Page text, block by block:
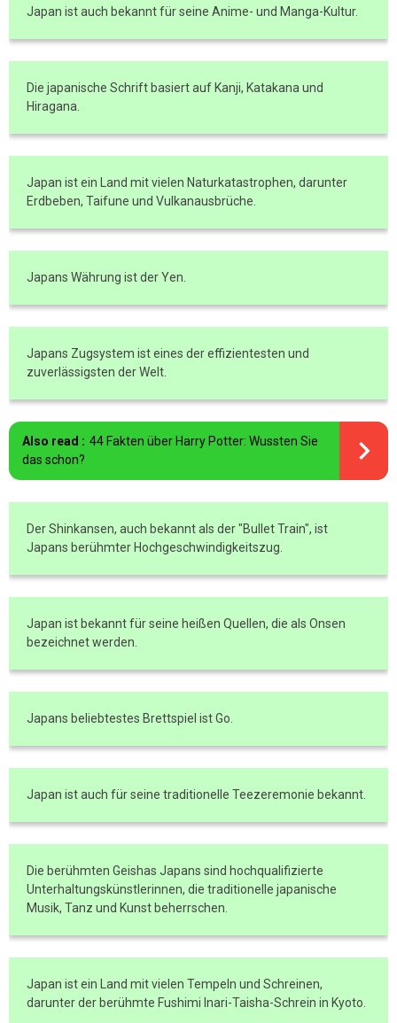
Japan ist auch bekannt für seine Anime- und Manga-Kultur.
Die japanische Schrift basiert auf Kanji, Katakana und
Hiragana.
Japan ist ein Land mit vielen Naturkatastrophen, darunter
Erdbeben, Taifune und Vulkanausbrüche.
Japans Währung ist der Yen.
Japans Zugsystem ist eines der effizientesten und
zuverlässigsten der Welt.
Also read : 44 Fakten über Harry Potter: Wussten Sie
das schon?
Der Shinkansen, auch bekannt als der "Bullet Train", ist
Japans berühmter Hochgeschwindigkeitszug.
Japan ist bekannt für seine heißen Quellen, die als Onsen
bezeichnet werden.
Japans beliebtestes Brettspiel ist Go.
Japan ist auch für seine traditionelle Teezeremonie bekannt.
Die berühmten Geishas Japans sind hochqualifizierte
Unterhaltungskünstlerinnen, die traditionelle japanische
Musik, Tanz und Kunst beherrschen.
Japan ist ein Land mit vielen Tempeln und Schreinen,
darunter der berühmte Fushimi Inari-Taisha-Schrein in Kyoto.